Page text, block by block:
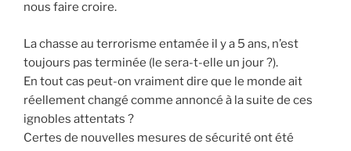
nous faire croire.
La chasse au terrorisme entamée il y a 5 ans, n’est
toujours pas terminée (le sera-t-elle un jour ?).
En tout cas peut-on vraiment dire que le monde ait
réellement changé comme annoncé à la suite de ces
ignobles attentats ?
Certes de nouvelles mesures de sécurité ont été